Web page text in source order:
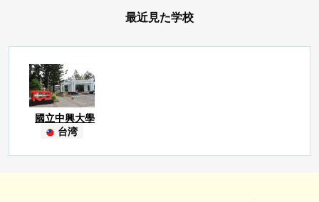
最近見た学校
國立中興大學
台湾